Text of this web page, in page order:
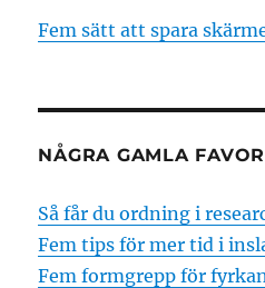
Fem sätt att spara
NÅGRA GAMLA
Så får du ordning i
Fem tips för mer tid i
Fem formgrepp för